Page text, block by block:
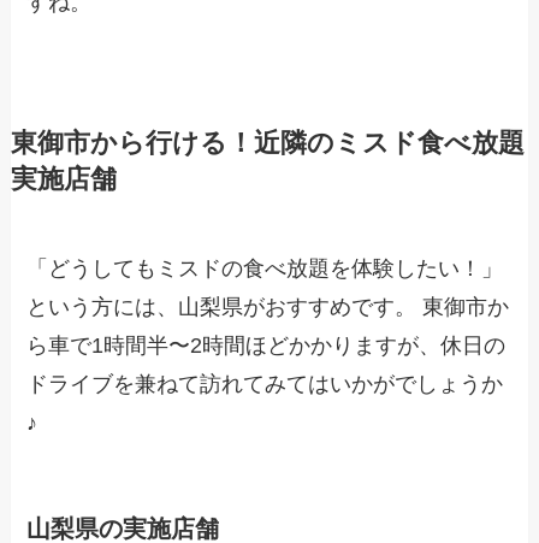
東御市から行ける！近隣のミスド食べ放題
実施店舗
「どうしてもミスドの食べ放題を体験したい！」
という方には、山梨県がおすすめです。 東御市か
ら車で1時間半〜2時間ほどかかりますが、休日の
ドライブを兼ねて訪れてみてはいかがでしょうか
♪
山梨県の実施店舗